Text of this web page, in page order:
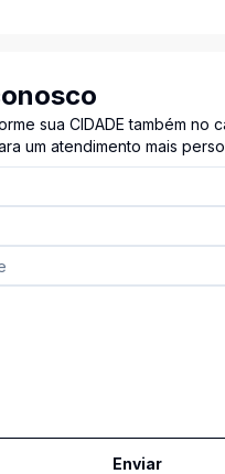
sua CIDADE também no
um atendimento mais
Enviar